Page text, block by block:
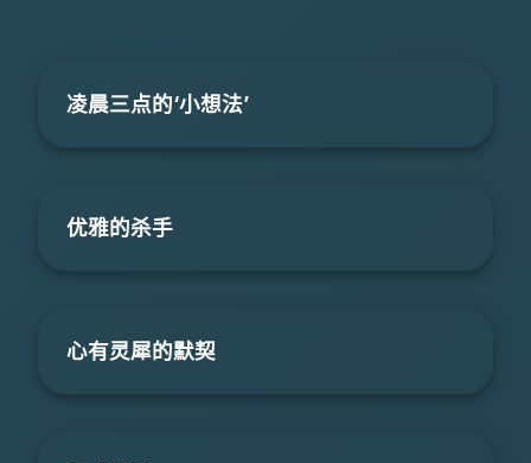
凌晨三点的‘小想法’
优雅的杀手
心有灵犀的默契